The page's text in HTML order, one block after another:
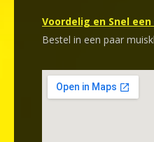
Voordelig en Snel
Bestel in een paar